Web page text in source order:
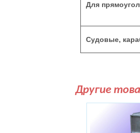
Для
Судовые,
Другие